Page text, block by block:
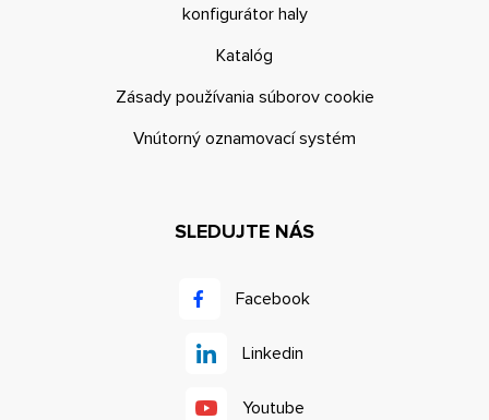
konfigurátor haly
Katalóg
Zásady používania súborov cookie
Vnútorný oznamovací systém
SLEDUJTE NÁS
Facebook
Linkedin
Youtube